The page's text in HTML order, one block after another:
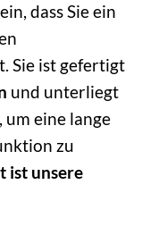
dass Sie ein
Sie ist gefertigt
und unterliegt
eine lange
zu
ist unsere